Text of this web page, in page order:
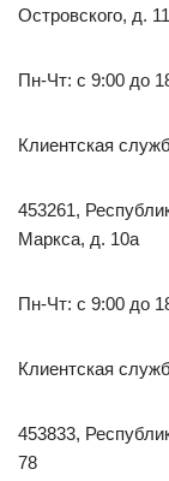
Островского, д. 11
Пн-Чт: с 9:00 до
Клиентская
453261,
Маркса, д. 10а
Пн-Чт: с 9:00 до
Клиентская
453833,
78